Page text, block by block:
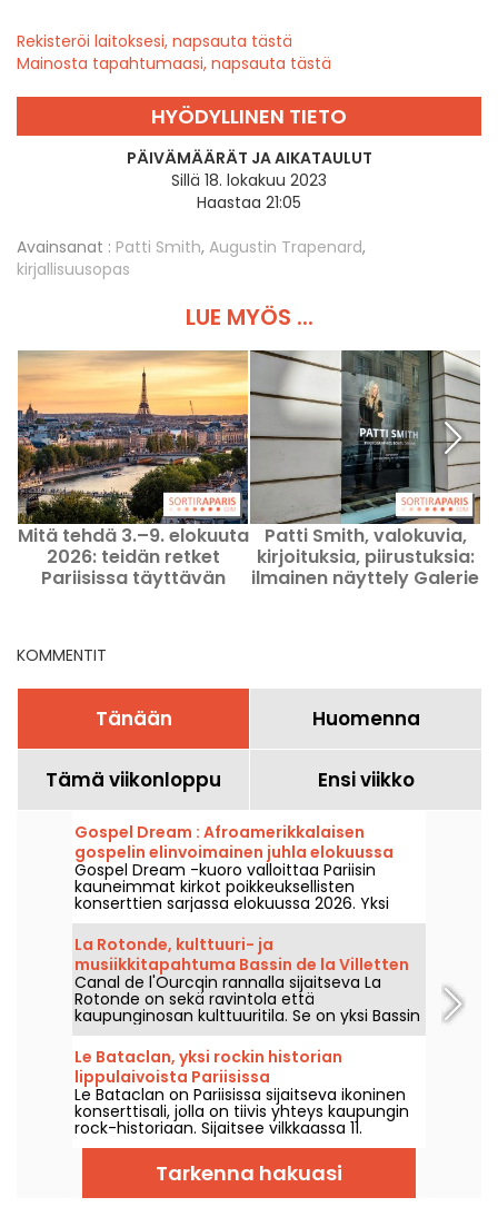
Rekisteröi laitoksesi, napsauta tästä
Mainosta tapahtumaasi, napsauta tästä
HYÖDYLLINEN TIETO
PÄIVÄMÄÄRÄT JA AIKATAULUT
Sillä 18. lokakuu 2023
Haastaa 21:05
Avainsanat : Patti Smith, Augustin Trapenard,
kirjallisuusopas
LUE MYÖS ...
Mitä tehdä 3.–9. elokuuta
2026: teidän retket
Pariisissa täyttävän
Patti Smith, valokuvia,
kirjoituksia, piirustuksia:
ilmainen näyttely Galerie
KOMMENTIT
Tänään Huomenna
Tämä viikonloppu Ensi viikko
Gospel Dream : Afroamerikkalaisen
gospelin elinvoimainen juhla elokuussa
2026 Pariisissa
Gospel Dream -kuoro valloittaa Pariisin
kauneimmat kirkot poikkeuksellisten
konserttien sarjassa elokuussa 2026. Yksi
ainutlaatuinen musiikkielämys, joka juhlistaa
toivoa, yhteenkuuluvuutta ja sitkeyyttä
afroamerikkalaisen kirkon aidoilla lauluilla.
La Rotonde, kulttuuri- ja
musiikkitapahtuma Bassin de la Villetten
rannalla.
Canal de l'Ourcqin rannalla sijaitseva La
Rotonde on sekä ravintola että
kaupunginosan kulttuuritila. Se on yksi Bassin
de la Villetten rannalla sijaitsevista
vierailukohteista, sillä siellä järjestetään
runsaasti iltoja, ulkoilmatapahtumia ja muita
viihtyisiä tapahtumia.
Le Bataclan, yksi rockin historian
lippulaivoista Pariisissa
Le Bataclan on Pariisissa sijaitseva ikoninen
konserttisali, jolla on tiivis yhteys kaupungin
rock-historiaan. Sijaitsee vilkkaassa 11.
arrondissementissa, se on yhä yksi Pariisin
musiikkikentän tunnusomaisista paikoista.
Tarkenna hakuasi